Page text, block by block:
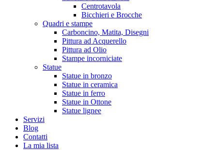
Centrotavola
Bicchieri e Brocche
Quadri e stampe
Carboncino, Matita, Disegni
Pittura ad Acquerello
Pittura ad Olio
Stampe incorniciate
Statue
Statue in bronzo
Statue in ceramica
Statue in ferro
Statue in Ottone
Statue lignee
Servizi
Blog
Contatti
La mia lista